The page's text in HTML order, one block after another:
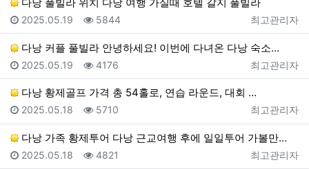
등록자
최고관리자
등록일
2025.05.19 조회
5844
다낭 커플 풀빌라 안녕하세요! 이번에 다녀온 다낭 숙소…
등록자
최고관리자
등록일
2025.05.19 조회
4176
다낭 황제골프 가격 총 54홀로, 연습 라운드, 대회 …
등록자
최고관리자
등록일
2025.05.18 조회
5710
다낭 가족 황제투어 다낭 근교여행 후에 일일투어 가볼만…
등록자
최고관리자
등록일
2025.05.18 조회
4821